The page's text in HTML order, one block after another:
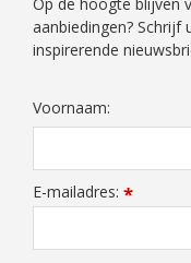
aanbiedingen? Schrijf
inspirerende
Voornaam:
E-mailadres: *